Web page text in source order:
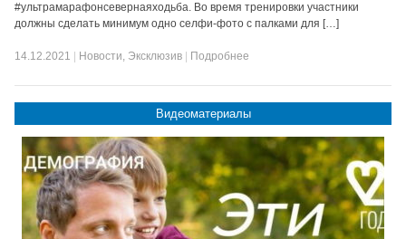
#ультрамарафонсевернаяходьба. Во время тренировки участники
должны сделать минимум одно селфи-фото с палками для […]
14.12.2021 Новости, Эксклюзив Подробнее
Видеоматериалы